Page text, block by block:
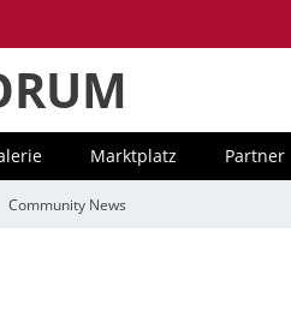
Marktplatz Partner
Community News